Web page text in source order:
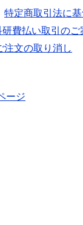
特定商取引法に
費払い取引のご
注文の取り消し
ージ